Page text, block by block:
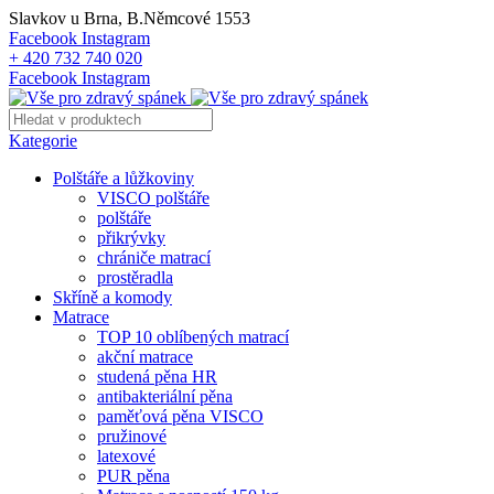
Slavkov u Brna, B.Němcové 1553
Facebook Instagram
+ 420 732 740 020
Facebook Instagram
Kategorie
Polštáře a lůžkoviny
VISCO polštáře
polštáře
přikrývky
chrániče matrací
prostěradla
Skříně a komody
Matrace
TOP 10 oblíbených matrací
akční matrace
studená pěna HR
antibakteriální pěna
paměťová pěna VISCO
pružinové
latexové
PUR pěna